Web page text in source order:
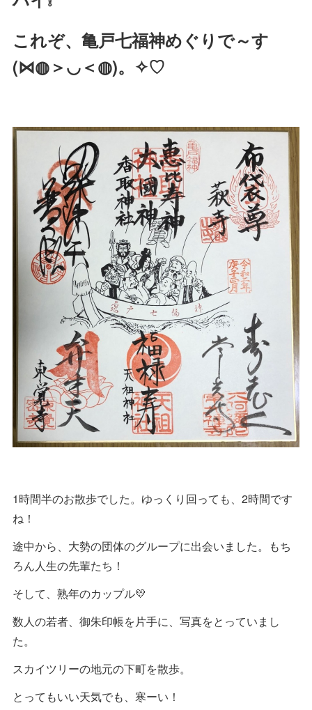
これぞ、亀戸七福神めぐりで～す
(⋈◍＞◡＜◍)。✧♡
1時間半のお散歩でした。ゆっくり回っても、2時間です
ね！
途中から、大勢の団体のグループに出会いました。もち
ろん人生の先輩たち！
そして、熟年のカップル💛
数人の若者、御朱印帳を片手に、写真をとっていまし
た。
スカイツリーの地元の下町を散歩。
とってもいい天気でも、寒ーい！